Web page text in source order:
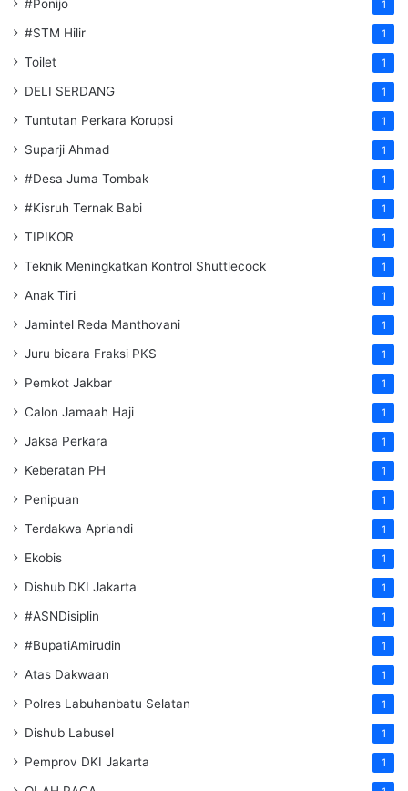
#Ponijo 1
#STM Hilir 1
Toilet 1
DELI SERDANG 1
Tuntutan Perkara Korupsi 1
Suparji Ahmad 1
#Desa Juma Tombak 1
#Kisruh Ternak Babi 1
TIPIKOR 1
Teknik Meningkatkan Kontrol Shuttlecock 1
Anak Tiri 1
Jamintel Reda Manthovani 1
Juru bicara Fraksi PKS 1
Pemkot Jakbar 1
Calon Jamaah Haji 1
Jaksa Perkara 1
Keberatan PH 1
Penipuan 1
Terdakwa Apriandi 1
Ekobis 1
Dishub DKI Jakarta 1
#ASNDisiplin 1
#BupatiAmirudin 1
Atas Dakwaan 1
Polres Labuhanbatu Selatan 1
Dishub Labusel 1
Pemprov DKI Jakarta 1